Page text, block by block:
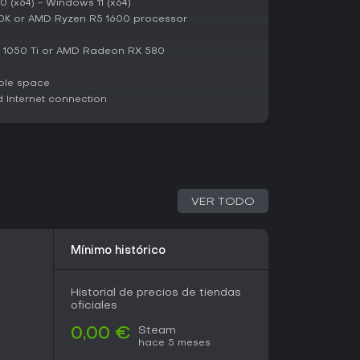
justo, sobre todo en mejoras de armas y
y acción multijugador variada. Es free-
modos sin compromiso, y va ideal para
(x64) - Windows 11 (x64)
or AMD Ryzen R5 1600 processor
1050 Ti or AMD Radeon RX 580
space
Internet connection
VER TODO
Mínimo histórico
Historial de precios de tiendas
oficiales
0,00 € Steam
hace 5 meses